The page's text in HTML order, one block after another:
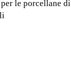
le porcellane